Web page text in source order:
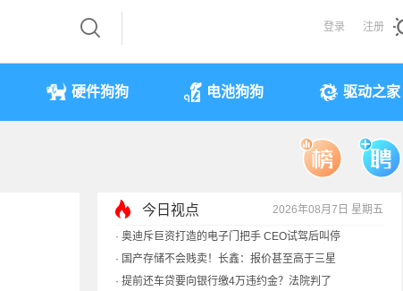
登录 注册
硬件狗狗 电池狗狗 驱动之家
今日视点 2026年08月7日 星期五
· 奥迪斥巨资打造的电子门把手 CEO试驾后叫停
· 国产存储不会贱卖！长鑫：报价甚至高于三星
· 提前还车贷要向银行缴4万违约金？法院判了